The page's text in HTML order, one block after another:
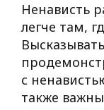
Ненависть
легче там,
с
также